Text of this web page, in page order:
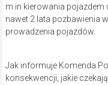
m.in kierowania pojazdem
nawet 2 lata pozbawienia
prowadzenia pojazdów.
Jak informuje Komenda
konsekwencji, jakie